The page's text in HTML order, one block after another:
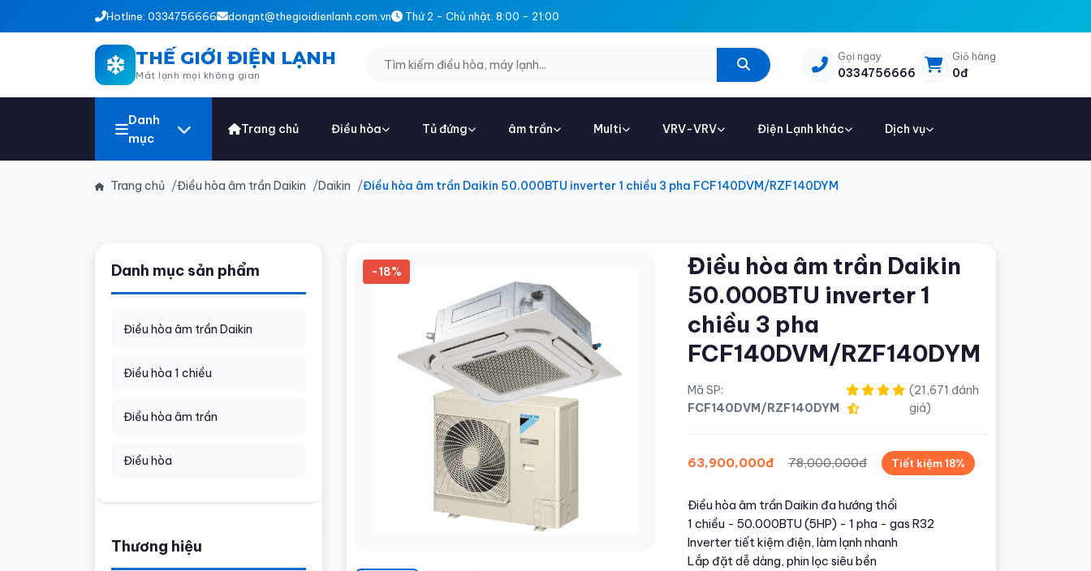
Hotline: 0334756666 dongnt@thegioidienlanh.com.vn Thứ 2 - Chủ nhật: 8:00 - 21:00
THẾ GIỚI ĐIỆN LẠNH
Mát lạnh mọi không gian
Gọi ngay
0334756666
Giỏ hàng
0đ
Danh
mục
Trang chủ Điều hòa Tủ đứng âm trần Multi VRV-VRV Điện Lạnh khác Dịch vụ
Trang chủ Điều hòa âm trần Daikin Daikin Điều hòa âm trần Daikin 50.000BTU inverter 1 chiều 3 pha FCF140DVM/RZF140DYM
Danh mục sản phẩm
Điều hòa âm trần Daikin
Điều hòa 1 chiều
Điều hòa âm trần
Điều hòa
Thương hiệu
-18%
Điều hòa âm trần Daikin
50.000BTU inverter 1
chiều 3 pha
FCF140DVM/RZF140DYM
Mã SP:
FCF140DVM/RZF140DYM
(21,671 đánh
giá)
63,900,000đ 78,000,000đ Tiết kiệm 18%
Điều hòa âm trần Daikin đa hướng thổi
1 chiều - 50.000BTU (5HP) - 1 pha - gas R32
Inverter tiết kiệm điện, làm lạnh nhanh
Lắp đặt dễ dàng, phin lọc siêu bền